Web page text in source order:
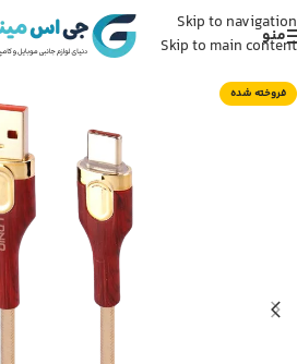
Skip to navigation
Skip to main content
منو
فروخته شده